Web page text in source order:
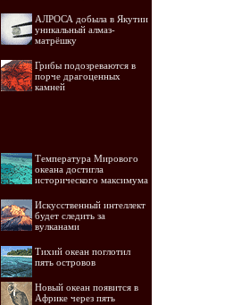
АЛРОСА добыла в Якутии
уникальный алмаз-
матрёшку
Грибы подозреваются в
порче драгоценных
камней
Температура Мирового
океана достигла
исторического максимума
Искусственный интеллект
будет следить за
вулканами
Тихий океан поглотил
пять островов
Новый океан появится в
Африке через пять